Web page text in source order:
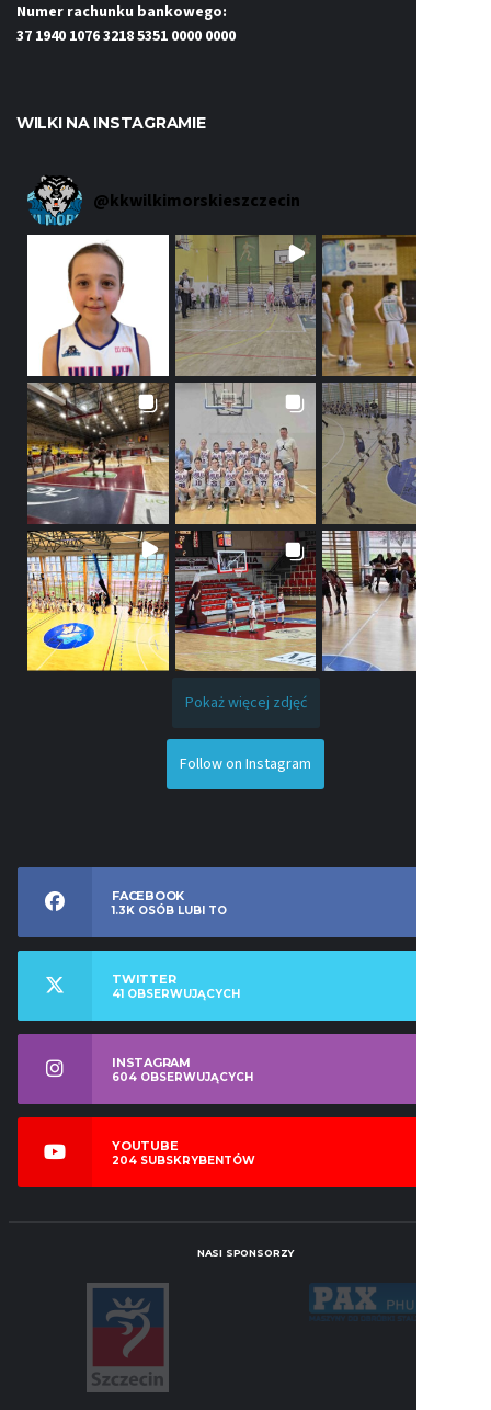
Numer rachunku bankowego:
37 1940 1076 3218 5351 0000 0000
WILKI NA INSTAGRAMIE
@kkwilkimorskieszczecin
Pokaż więcej zdjęć
Follow on Instagram
FACEBOOK
1.3K OSÓB LUBI TO
TWITTER
41 OBSERWUJĄCYCH
INSTAGRAM
604 OBSERWUJĄCYCH
YOUTUBE
204 SUBSKRYBENTÓW
NASI SPONSORZY